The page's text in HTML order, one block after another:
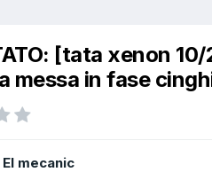
[tata xenon
messa in fase
El mecanic